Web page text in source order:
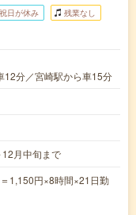
日が休み 残業なし
12分／宮崎駅から車15分
月中旬まで
1,150円×8時間×21日勤